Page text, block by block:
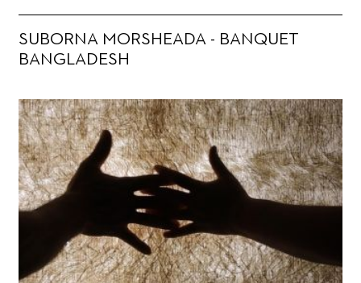
SUBORNA MORSHEADA - BANQUET
BANGLADESH